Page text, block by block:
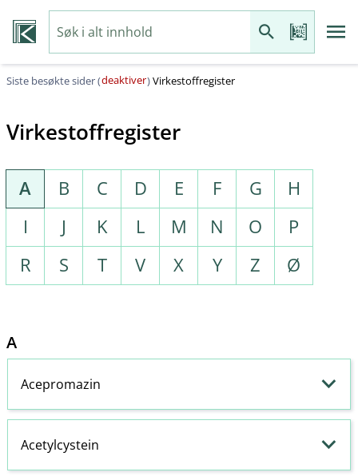
Siste besøkte sider (deaktiver)Virkestoffregister
Virkestoffregister
A B C D E F G
H
I
J K L M N O
P
R
S T V X Y Z Ø
A
Acepromazin
Acetylcystein